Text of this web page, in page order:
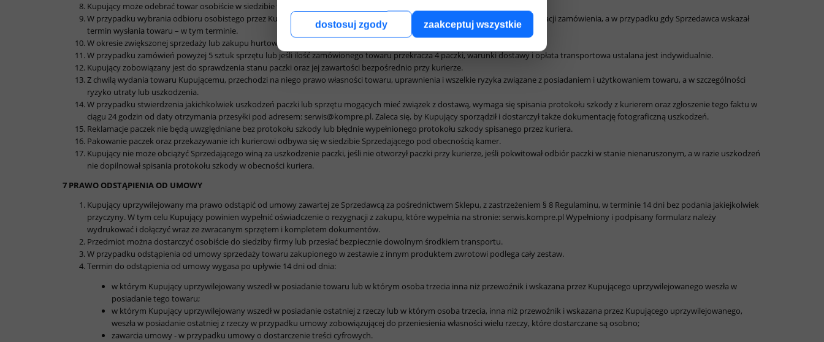
Kupujący może odebrać towar osobiście w siedzibie firmy lub punktach odbioru w godzinach otwarcia.
W przypadku wybrania odbioru osobistego przez Kupującego, towar będzie gotowy do odbioru we wskazanym terminie realizacji zamówienia, a w przypadku gdy Sprzedawca wskazał
termin wysłania towaru – w tym terminie.
W okresie zwiększonej sprzedaży lub zakupu hurtowego czas na zrealizowanie zamówienia może się wydłużyć.
W przypadku zamówień powyżej 5 sztuk sprzętu lub jeśli ilość zamówionego towaru przekracza 4 paczki, warunki dostawy i opłata transportowa ustalana jest indywidualnie.
Kupujący zobowiązany jest do sprawdzenia stanu paczki oraz jej zawartości bezpośrednio przy kurierze.
Z chwilą wydania towaru Kupującemu, przechodzi na niego prawo własności towaru, uprawnienia i wszelkie ryzyka związane z posiadaniem i użytkowaniem towaru, a w szczególności
ryzyko utraty lub uszkodzenia.
W przypadku stwierdzenia jakichkolwiek uszkodzeń paczki lub sprzętu mogących mieć związek z dostawą, wymaga się spisania protokołu szkody z kurierem oraz zgłoszenie tego faktu w
ciągu 24 godzin od daty otrzymania przesyłki pod adresem: serwis@kompre.pl. Zaleca się, by Kupujący sporządził i dostarczył także dokumentację fotograficzną uszkodzeń.
Reklamacje paczek nie będą uwzględniane bez protokołu szkody lub błędnie wypełnionego protokołu szkody spisanego przez kuriera.
Pakowanie paczek oraz przekazywanie ich kurierowi odbywa się w siedzibie Sprzedającego pod obecnością kamer.
Kupujący nie może obciążyć Sprzedającego winą za uszkodzenie paczki, jeśli nie otworzył paczki przy kurierze, jeśli pokwitował odbiór paczki w stanie nienaruszonym, a w razie uszkodzeń
nie dopilnował spisania protokołu szkody w obecności kuriera.
7 PRAWO ODSTĄPIENIA OD UMOWY
Kupujący uprzywilejowany ma prawo odstąpić od umowy zawartej ze Sprzedawcą za pośrednictwem Sklepu, z zastrzeżeniem § 8 Regulaminu, w terminie 14 dni bez podania jakiejkolwiek
przyczyny. W tym celu Kupujący powinien wypełnić oświadczenie o rezygnacji z zakupu, które wypełnia na stronie: serwis.kompre.pl Wypełniony i podpisany formularz należy
wydrukować i dołączyć wraz ze zwracanym sprzętem i kompletem dokumentów.
Przedmiot można dostarczyć osobiście do siedziby firmy lub przesłać bezpiecznie dowolnym środkiem transportu.
W przypadku odstąpienia od umowy sprzedaży towaru zakupionego w zestawie z innym produktem zwrotowi podlega cały zestaw.
Termin do odstąpienia od umowy wygasa po upływie 14 dni od dnia:
w którym Kupujący uprzywilejowany wszedł w posiadanie towaru lub w którym osoba trzecia inna niż przewoźnik i wskazana przez Kupującego uprzywilejowanego weszła w
posiadanie tego towaru;
w którym Kupujący uprzywilejowany wszedł w posiadanie ostatniej z rzeczy lub w którym osoba trzecia, inna niż przewoźnik i wskazana przez Kupującego uprzywilejowanego,
weszła w posiadanie ostatniej z rzeczy w przypadku umowy zobowiązującej do przeniesienia własności wielu rzeczy, które dostarczane są osobno;
zawarcia umowy - w przypadku umowy o dostarczenie treści cyfrowych.
dostosuj zgody zaakceptuj wszystkie